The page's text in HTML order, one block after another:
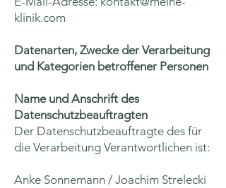
klinik.com
Datenarten, Zwecke der Verarbeitung
und Kategorien betroffener Personen
Name und Anschrift des
Datenschutzbeauftragten
Der Datenschutzbeauftragte des für
die Verarbeitung Verantwortlichen ist:
Anke Sonnemann / Joachim Strelecki